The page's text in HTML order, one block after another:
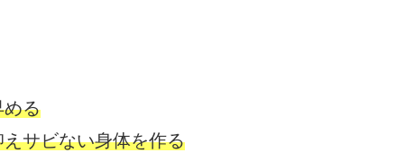
める
サビない身体を作る